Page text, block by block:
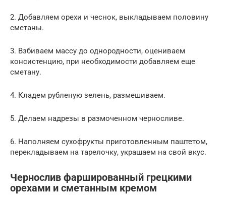
2. Добавляем орехи и чеснок, выкладываем половину
сметаны.
3. Взбиваем массу до однородности, оцениваем
консистенцию, при необходимости добавляем еще
сметану.
4. Кладем рубленую зелень, размешиваем.
5. Делаем надрезы в размоченном черносливе.
6. Наполняем сухофрукты приготовленным паштетом,
перекладываем на тарелочку, украшаем на свой вкус.
Чернослив фаршированный грецкими
орехами и сметанным кремом